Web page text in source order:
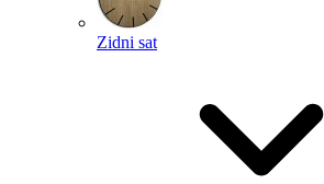
Zidni sat